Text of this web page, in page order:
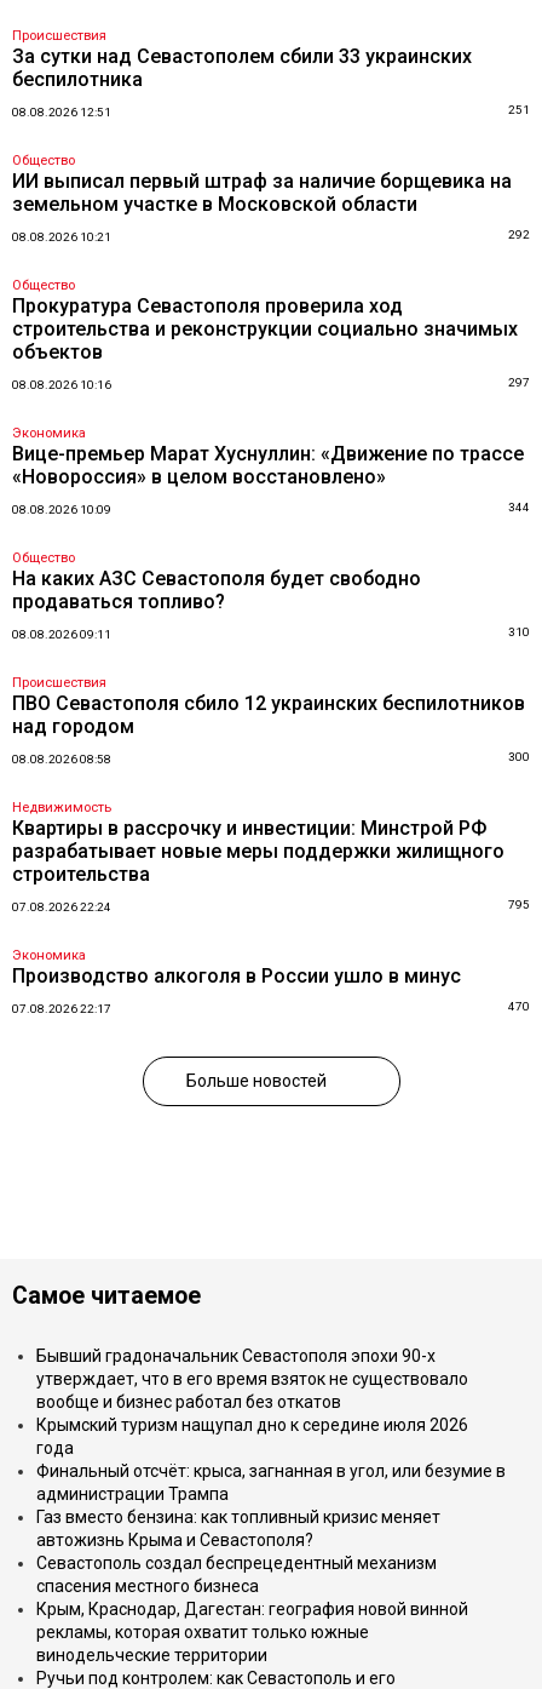
Происшествия
За сутки над Севастополем сбили 33 украинских
беспилотника
08.08.2026 12:51 251
Общество
ИИ выписал первый штраф за наличие борщевика на
земельном участке в Московской области
08.08.2026 10:21 292
Общество
Прокуратура Севастополя проверила ход
строительства и реконструкции социально значимых
объектов
08.08.2026 10:16 297
Экономика
Вице-премьер Марат Хуснуллин: «Движение по трассе
«Новороссия» в целом восстановлено»
08.08.2026 10:09 344
Общество
На каких АЗС Севастополя будет свободно
продаваться топливо?
08.08.2026 09:11 310
Происшествия
ПВО Севастополя сбило 12 украинских беспилотников
над городом
08.08.2026 08:58 300
Недвижимость
Квартиры в рассрочку и инвестиции: Минстрой РФ
разрабатывает новые меры поддержки жилищного
строительства
07.08.2026 22:24 795
Экономика
Производство алкоголя в России ушло в минус
07.08.2026 22:17 470
Больше новостей
Самое читаемое
Бывший градоначальник Севастополя эпохи 90-х
утверждает, что в его время взяток не существовало
вообще и бизнес работал без откатов
Крымский туризм нащупал дно к середине июля 2026
года
Финальный отсчёт: крыса, загнанная в угол, или безумие в
администрации Трампа
Газ вместо бензина: как топливный кризис меняет
автожизнь Крыма и Севастополя?
Севастополь создал беспрецедентный механизм
спасения местного бизнеса
Крым, Краснодар, Дагестан: география новой винной
рекламы, которая охватит только южные
винодельческие территории
Ручьи под контролем: как Севастополь и его